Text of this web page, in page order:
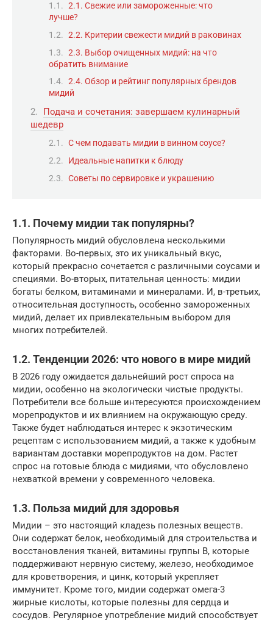
2.1. Свежие или замороженные: что
лучше?
2.2. Критерии свежести мидий в раковинах
2.3. Выбор очищенных мидий: на что
обратить внимание
2.4. Обзор и рейтинг популярных брендов
мидий
Подача и сочетания: завершаем кулинарный
шедевр
С чем подавать мидии в винном соусе?
Идеальные напитки к блюду
Советы по сервировке и украшению
1.1. Почему мидии так популярны?
Популярность мидий обусловлена несколькими
факторами. Во-первых, это их уникальный вкус,
который прекрасно сочетается с различными соусами и
специями. Во-вторых, питательная ценность: мидии
богаты белком, витаминами и минералами. И, в-третьих,
относительная доступность, особенно замороженных
мидий, делает их привлекательным выбором для
многих потребителей.
1.2. Тенденции 2026: что нового в мире мидий
В 2026 году ожидается дальнейший рост спроса на
мидии, особенно на экологически чистые продукты.
Потребители все больше интересуются происхождением
морепродуктов и их влиянием на окружающую среду.
Также будет наблюдаться интерес к экзотическим
рецептам с использованием мидий, а также к удобным
вариантам доставки морепродуктов на дом. Растет
спрос на готовые блюда с мидиями, что обусловлено
нехваткой времени у современного человека.
1.3. Польза мидий для здоровья
Мидии – это настоящий кладезь полезных веществ.
Они содержат белок, необходимый для строительства и
восстановления тканей, витамины группы B, которые
поддерживают нервную систему, железо, необходимое
для кроветворения, и цинк, который укрепляет
иммунитет. Кроме того, мидии содержат омега-3
жирные кислоты, которые полезны для сердца и
сосудов. Регулярное употребление мидий способствует